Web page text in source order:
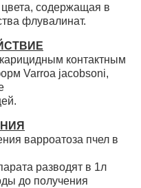
цвета, содержащая в
флувалинат.
контактным
Varroa jacobsoni,
варроатоза пчел в
разводят в 1л
до получения